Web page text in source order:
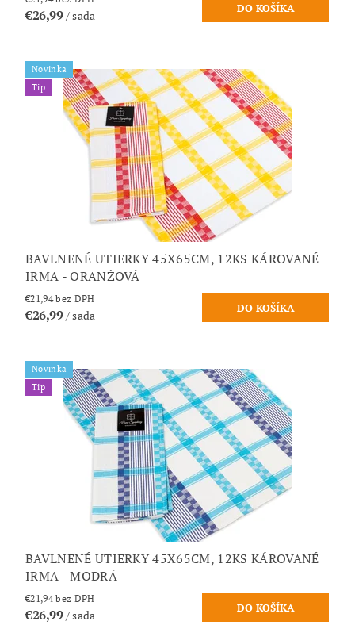
€26,99/ sada
Novinka
Tip
BAVLNENÉ UTIERKY 45X65CM, 12KS KÁROVANÉ
IRMA - ORANŽOVÁ
€21,94 bez DPH
€26,99/ sada
Novinka
Tip
BAVLNENÉ UTIERKY 45X65CM, 12KS KÁROVANÉ
IRMA - MODRÁ
€21,94 bez DPH
€26,99/ sada